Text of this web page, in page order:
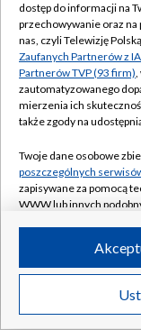
dostęp do informacji na
przechowywanie oraz
nas, czyli Telewizję
Zaufanych Partnerów z
Partnerów TVP (93 firm),
zautomatyzowanego
mierzenia ich
także zgody na
Twoje dane osobowe
poszczególnych
zapisywane za pomocą
WWW lub innych
ruchu w Internecie.
Twoje dane osobowe
poszczególnych